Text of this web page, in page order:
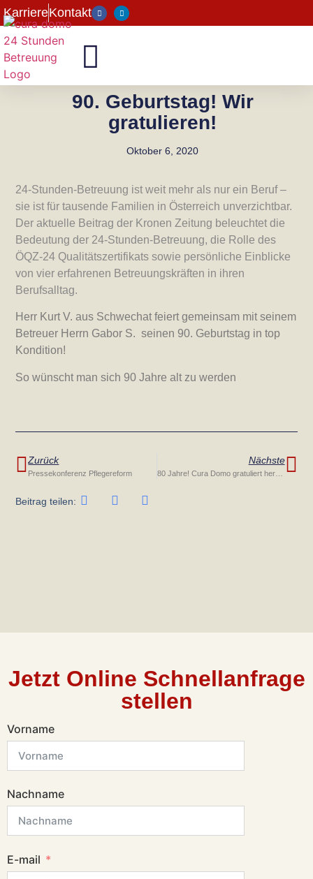
KarriereKontakt
90. Geburtstag! Wir
gratulieren!
Oktober 6, 2020
24-Stunden-Betreuung ist weit mehr als nur ein Beruf –
sie ist für tausende Familien in Österreich unverzichtbar.
Der aktuelle Beitrag der Kronen Zeitung beleuchtet die
Bedeutung der 24-Stunden-Betreuung, die Rolle des
ÖQZ-24 Qualitätszertifikats sowie persönliche Einblicke
von vier erfahrenen Betreuungskräften in ihren
Berufsalltag.
Herr Kurt V. aus Schwechat feiert gemeinsam mit seinem
Betreuer Herrn Gabor S. seinen 90. Geburtstag in top
Kondition!
So wünscht man sich 90 Jahre alt zu werden
Zurück
Pressekonferenz Pflegereform
Nächste
80 Jahre! Cura Domo gratuliert herzlichst!
Beitrag teilen:
Jetzt Online Schnellanfrage
stellen
Vorname
Nachname
E-mail